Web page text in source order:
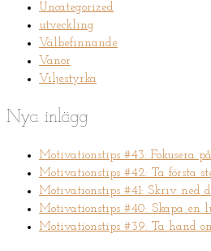
Uncategorized
utveckling
Välbefinnande
Vanor
Viljestyrka
Nya inlägg
Motivationstips #43: Fokusera
Motivationstips #42: Ta första
Motivationstips #41: Skriv ned
Motivationstips #40: Skapa en
Motivationstips #39: Ta hand